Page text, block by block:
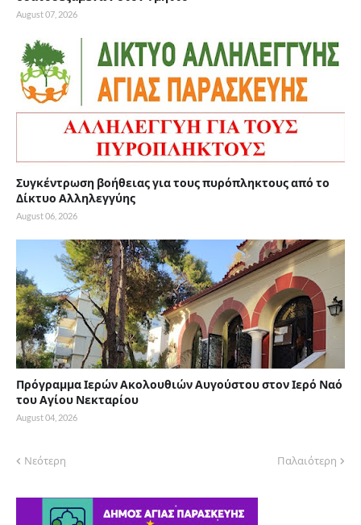
August 07, 2026
Συγκέντρωση βοήθειας για τους πυρόπληκτους από το
Δίκτυο Αλληλεγγύης
August 06, 2026
Πρόγραμμα Ιερών Ακολουθιών Αυγούστου στον Ιερό Ναό
του Αγίου Νεκταρίου
August 04, 2026
Νεότερη Παλαιότερη